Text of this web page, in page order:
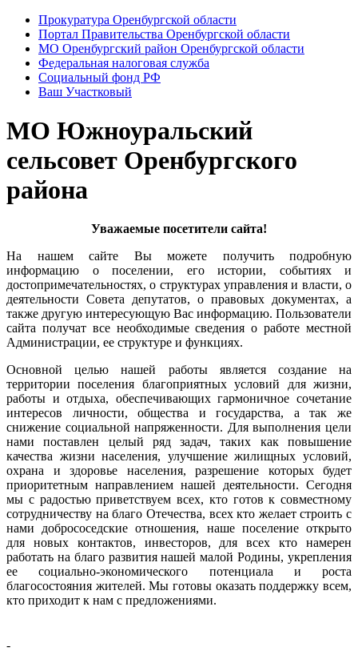
Прокуратура Оренбургской области
Портал Правительства Оренбургской области
МО Оренбургский район Оренбургской области
Федеральная налоговая служба
Социальный фонд РФ
Ваш Участковый
МО Южноуральский
сельсовет Оренбургского
района
Уважаемые посетители сайта!
На нашем сайте Вы можете получить подробную
информацию о поселении, его истории, событиях и
достопримечательностях, о структурах управления и власти, о
деятельности Совета депутатов, о правовых документах, а
также другую интересующую Вас информацию. Пользователи
сайта получат все необходимые сведения о работе местной
Администрации, ее структуре и функциях.
Основной целью нашей работы является создание на
территории поселения благоприятных условий для жизни,
работы и отдыха, обеспечивающих гармоничное сочетание
интересов личности, общества и государства, а так же
снижение социальной напряженности. Для выполнения цели
нами поставлен целый ряд задач, таких как повышение
качества жизни населения, улучшение жилищных условий,
охрана и здоровье населения, разрешение которых будет
приоритетным направлением нашей деятельности. Сегодня
мы с радостью приветствуем всех, кто готов к совместному
сотрудничеству на благо Отечества, всех кто желает строить с
нами добрососедские отношения, наше поселение открыто
для новых контактов, инвесторов, для всех кто намерен
работать на благо развития нашей малой Родины, укрепления
ее социально-экономического потенциала и роста
благосостояния жителей. Мы готовы оказать поддержку всем,
кто приходит к нам с предложениями.
-